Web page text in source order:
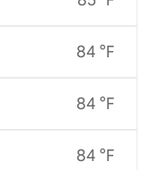
84 °F
84 °F
84 °F